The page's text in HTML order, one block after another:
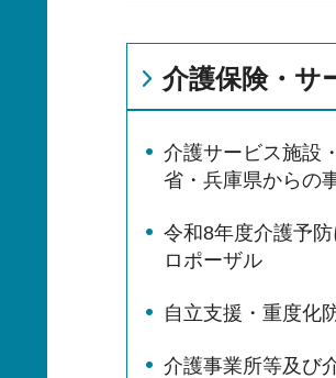
介護保険・サ
介護サービス施設
省・兵庫県からの
令和8年度介護予
ロポーザル
自立支援・重度化
介護事業所等及び